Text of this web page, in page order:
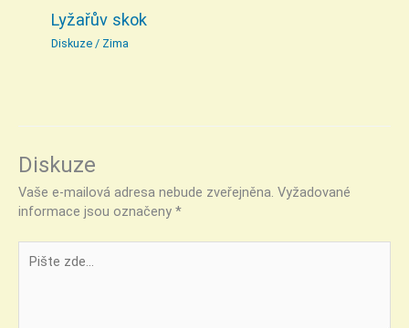
Lyžařův skok
Diskuze / Zima
Diskuze
Vaše e-mailová adresa nebude zveřejněna. Vyžadované
informace jsou označeny *
zde…